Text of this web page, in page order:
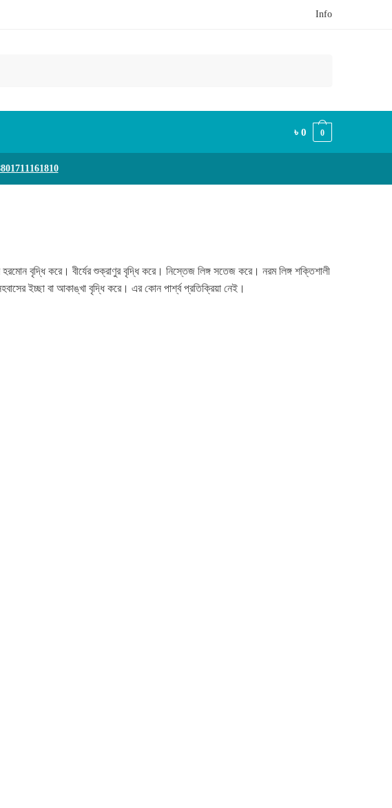
Info
৳0 0
বৃদ্ধি করে। বীর্যের শুক্রাণুর বৃদ্ধি করে। নিস্তেজ লিঙ্গ সতেজ করে। নরম লিঙ্গ শক্তিশালী
ইচ্ছা বা আকাঙ্খা বৃদ্ধি করে। এর কোন পার্শ্ব প্রতিক্রিয়া নেই।